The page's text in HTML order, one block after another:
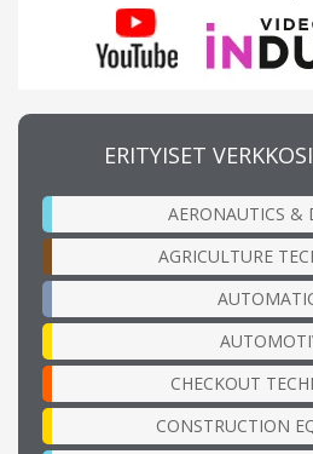
ERITYISET
AERONAUTICS &
AGRICULTURE
CHECKOUT
CONSTRUCTION